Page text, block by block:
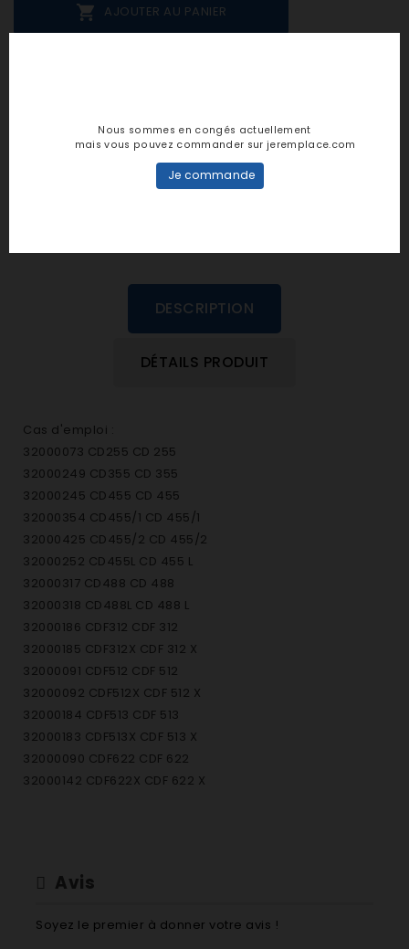
 AJOUTER AU PANIER
personne n'a encore posté d'avis
DESCRIPTION
DÉTAILS PRODUIT
Cas d'emploi :
32000073 CD255 CD 255
32000249 CD355 CD 355
32000245 CD455 CD 455
32000354 CD455/1 CD 455/1
32000425 CD455/2 CD 455/2
32000252 CD455L CD 455 L
32000317 CD488 CD 488
32000318 CD488L CD 488 L
32000186 CDF312 CDF 312
32000185 CDF312X CDF 312 X
32000091 CDF512 CDF 512
32000092 CDF512X CDF 512 X
32000184 CDF513 CDF 513
32000183 CDF513X CDF 513 X
32000090 CDF622 CDF 622
32000142 CDF622X CDF 622 X
32000320 CDF672X CDF 672 X
32000248 CDF732 CDF 732
Avis
Soyez le premier à donner votre avis !
Nous sommes en congés actuellement
mais vous pouvez commander sur jeremplace.com
Je commande